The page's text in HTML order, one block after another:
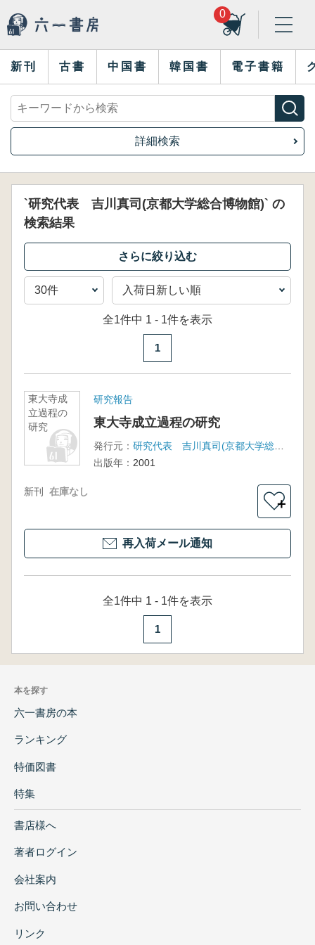
0
新刊 古書 中国書 韓国書 電子書籍
詳細検索
`研究代表 吉川真司(京都大学総合博物館)` の
検索結果
全1件中 1 - 1件を表示
1
東大寺成
立過程の
研究
研究報告
東大寺成立過程の研究
発行元：
研究代表 吉川真司(京都大学総合博物館)
出版年： 2001
新刊 在庫なし
＋
再入荷メール通知
全1件中 1 - 1件を表示
1
本を探す
六一書房の本
ランキング
特価図書
特集
書店様へ
著者ログイン
会社案内
お問い合わせ
リンク